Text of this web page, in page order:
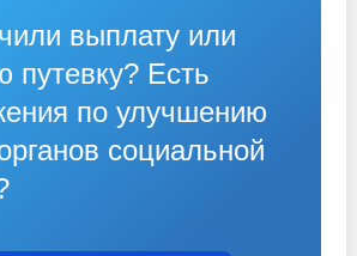
выплату или
путевку? Есть
по улучшению
социальной